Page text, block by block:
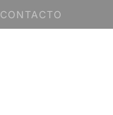
CONTACTO